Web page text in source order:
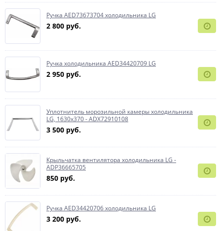
Ручка AED73673704 холодильника LG
2 800 руб.
Ручка холодильника AED34420709 LG
2 950 руб.
Уплотнитель морозильной камеры холодильника
LG, 1630x370 - ADX72910108
3 500 руб.
Крыльчатка вентилятора холодильника LG -
ADP36665705
850 руб.
Ручка AED34420706 холодильника LG
3 200 руб.